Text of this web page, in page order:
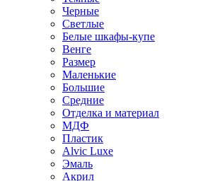
Черные
Светлые
Белые шкафы-купе
Венге
Размер
Маленькие
Большие
Средние
Отделка и материал
МДФ
Пластик
Alvic Luxe
Эмаль
Акрил